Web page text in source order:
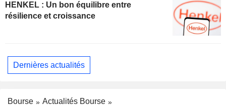
HENKEL : Un bon équilibre entre
résilience et croissance
Dernières actualités
Bourse
Actualités Bourse